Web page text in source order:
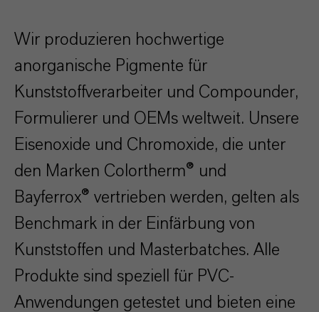
Wir produzieren hochwertige
anorganische Pigmente für
Kunststoffverarbeiter und Compounder,
Formulierer und OEMs weltweit. Unsere
Eisenoxide und Chromoxide, die unter
den Marken Colortherm® und
Bayferrox® vertrieben werden, gelten als
Benchmark in der Einfärbung von
Kunststoffen und Masterbatches. Alle
Produkte sind speziell für PVC-
Anwendungen getestet und bieten eine